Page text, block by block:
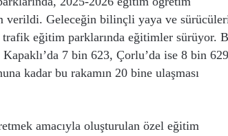
verildi. Geleceğin bilinçli yaya ve
eğitim parklarında eğitimler sürüyor.
7 bin 623, Çorlu’da ise 8 bin 629
kadar bu rakamın 20 bine ulaşması
amacıyla oluşturulan özel eğitim